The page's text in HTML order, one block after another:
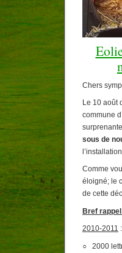
Chers
Le 10 août
commune
sous de
Comme
éloigné; le
de cette
Bref
2010-2011 :
○ 2000